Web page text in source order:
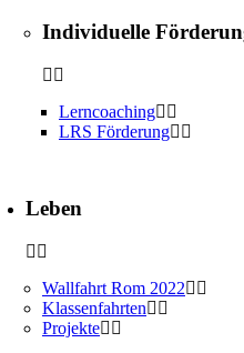
Individuelle
Lerncoaching
LRS Förderung
Leben
Wallfahrt Rom 2022
Klassenfahrten
Projekte